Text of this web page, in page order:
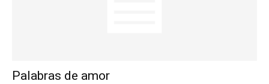
Palabras de amor